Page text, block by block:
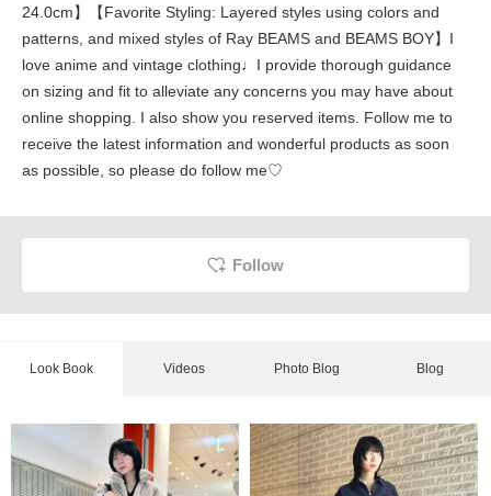
24.0cm】【Favorite Styling: Layered styles using colors and
patterns, and mixed styles of Ray BEAMS and BEAMS BOY】I
love anime and vintage clothing♩I provide thorough guidance
on sizing and fit to alleviate any concerns you may have about
online shopping. I also show you reserved items. Follow me to
receive the latest information and wonderful products as soon
as possible, so please do follow me♡
Follow
Look Book Videos Photo Blog Blog